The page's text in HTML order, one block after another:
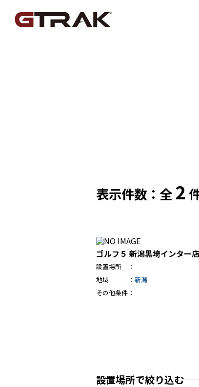
表示件数：全 2
ゴルフ５ 新潟黒埼インター店
設置場所
地域
新潟
その他条件
設置場所で絞り込む